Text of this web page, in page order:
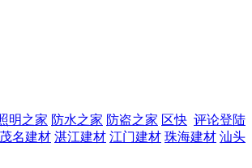
评论登陆
明之家 防水之家 防盗之家 区快
茂名建材 湛江建材 江门建材 珠海建材 汕头